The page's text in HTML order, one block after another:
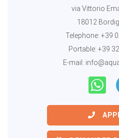
via Vittorio
18012
Telephone: +39
Portable: +39
E-mail: